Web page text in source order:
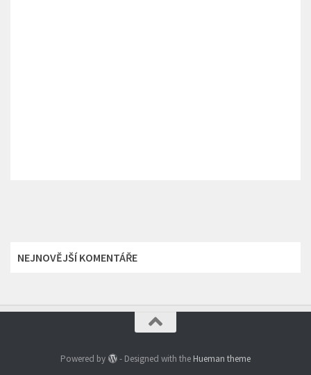
NEJNOVĚJŠÍ KOMENTÁŘE
Powered by - Designed with the Hueman theme